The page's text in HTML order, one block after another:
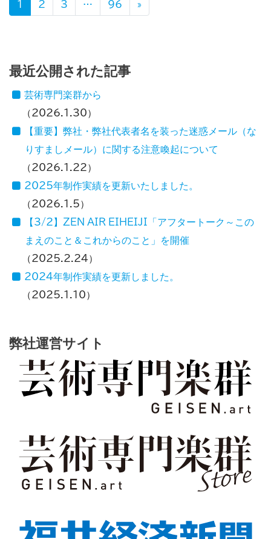
投稿ナビゲーション
1 2 3 … 96 »
最近公開された記事
芸術専門楽群から
2026.1.30
【重要】弊社・弊社代表者名を装った迷惑メール（な
りすましメール）に関する注意喚起について
2026.1.22
2025年制作実績を更新いたしました。
2026.1.5
【3/2】ZEN AIR EIHEIJI「アフタートーク～この
まえのこと＆これからのこと」を開催
2025.2.24
2024年制作実績を更新しました。
2025.1.10
弊社運営サイト